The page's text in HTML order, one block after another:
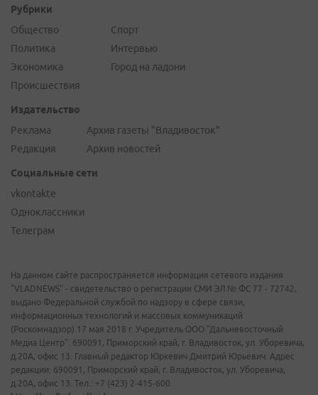
Рубрики
Общество
Политика
Экономика
Происшествия
Спорт
Интервью
Город на ладони
Издательство
Реклама
Редакция
Архив газеты "Владивосток"
Архив новостей
Социальные сети
vkontakte
Одноклассники
Телеграм
На данном сайте распространяется информация сетевого издания
"VLADNEWS" - свидетельство о регистрации СМИ ЭЛ № ФС 77 - 72742,
выдано Федеральной службой по надзору в сфере связи,
информационных технологий и массовых коммуникаций
(Роскомнадзор) 17 мая 2018 г. Учредитель ООО "Дальневосточный
Медиа Центр". 690091, Приморский край, г. Владивосток, ул. Уборевича,
д.20А, офис 13. Главный редактор Юркевич Дмитрий Юрьевич. Адрес
редакции: 690091, Приморский край, г. Владивосток, ул. Уборевича,
д.20А, офис 13. Тел.: +7 (423) 2-415-600.